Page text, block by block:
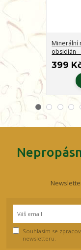
Minerální
obsidián -
399
Souhlasím se
newsletteru.